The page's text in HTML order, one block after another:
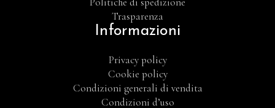
Trasparenza
Informazioni
Privacy policy
Cookie policy
Condizioni generali di vendita
Condizioni d’uso